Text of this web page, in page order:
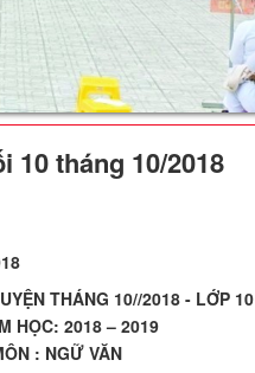
10 tháng 10/2018
THÁNG 10//2018 - LỚP 10
– 2019
VĂN